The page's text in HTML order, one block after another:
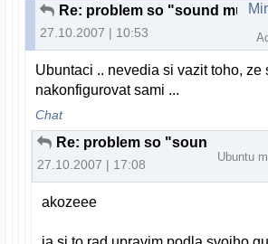
Re: problem so "sound multitasking" a problem s tlacitkami na upravu hlasitosti
27.10.2007 | 10:53
Ubuntaci .. nevedia si vazit toho, ze
nakonfigurovat sami ...
Chat
27.10.2007 | 17:08
Ubuntu
akozeee